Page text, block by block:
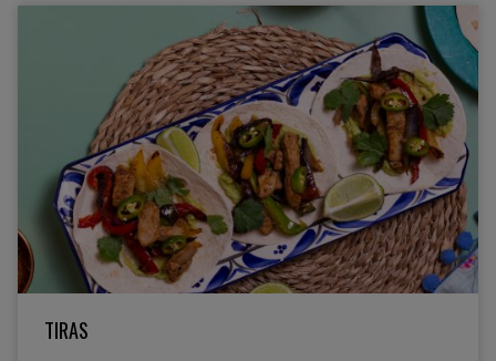
TIRAS